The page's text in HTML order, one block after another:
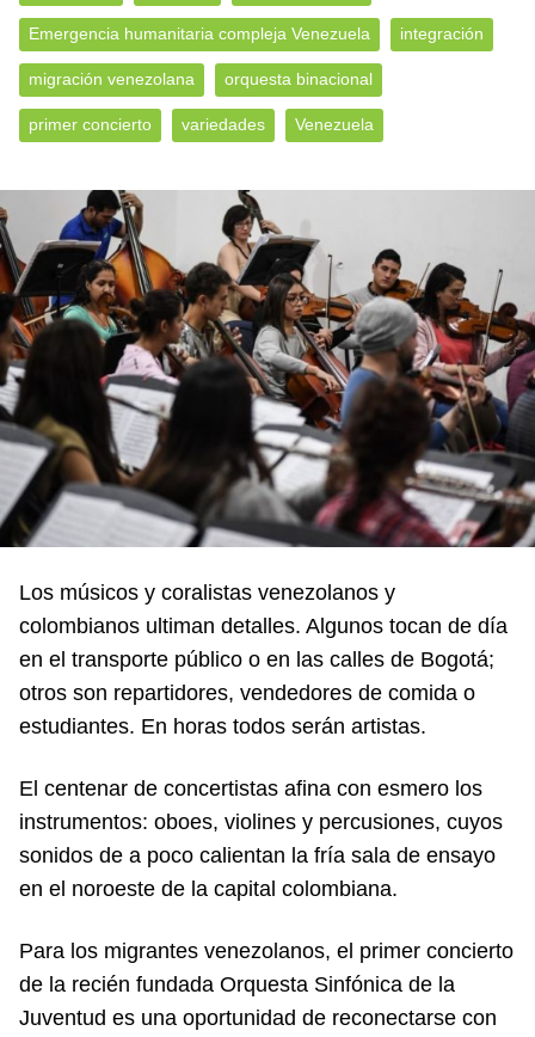
Emergencia humanitaria compleja Venezuela integración
migración venezolana orquesta binacional
primer concierto variedades Venezuela
Los músicos y coralistas venezolanos y
colombianos ultiman detalles. Algunos tocan de día
en el transporte público o en las calles de Bogotá;
otros son repartidores, vendedores de comida o
estudiantes. En horas todos serán artistas.
El centenar de concertistas afina con esmero los
instrumentos: oboes, violines y percusiones, cuyos
sonidos de a poco calientan la fría sala de ensayo
en el noroeste de la capital colombiana.
Para los migrantes venezolanos, el primer concierto
de la recién fundada Orquesta Sinfónica de la
Juventud es una oportunidad de reconectarse con